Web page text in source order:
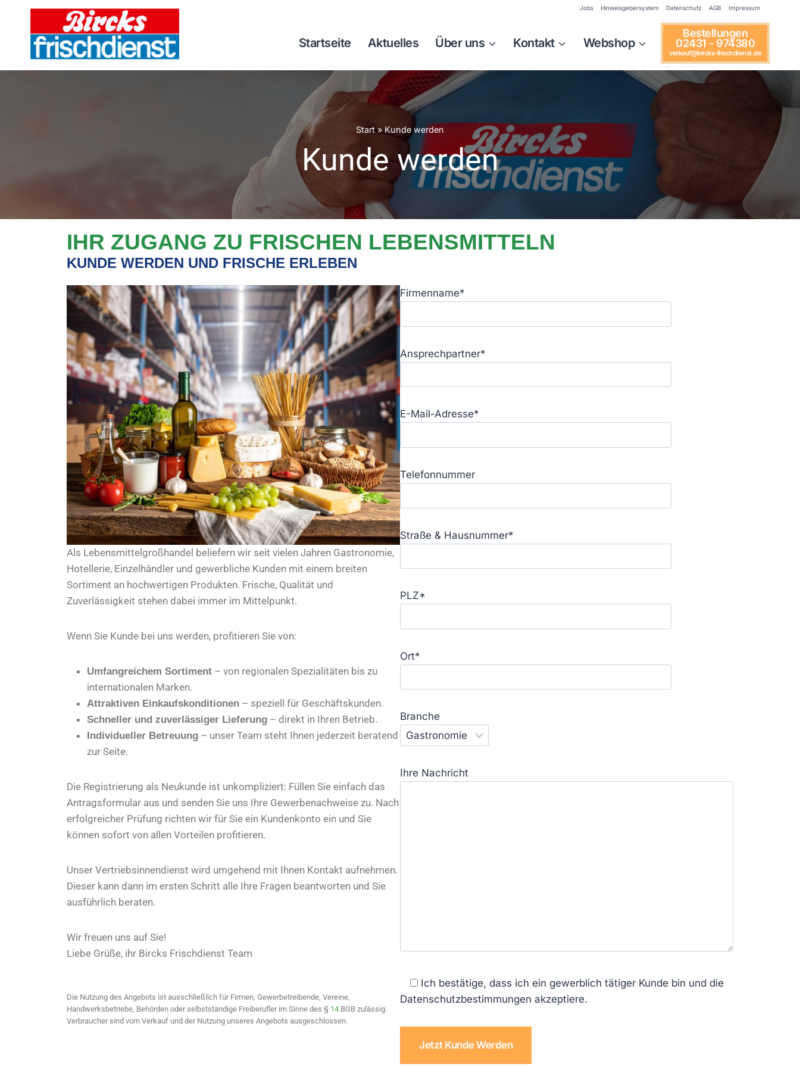
Jobs Hinweisgebersystem Datenschutz AGB Impressum
Startseite Aktuelles Über uns Kontakt Webshop
Bestellungen
02431 - 974380
verkauf@bircks-frischdienst.de
Start» Kunde werden
Kunde werden
IHR ZUGANG ZU FRISCHEN LEBENSMITTELN
KUNDE WERDEN UND FRISCHE ERLEBEN
Als Lebensmittelgroßhandel beliefern wir seit vielen Jahren Gastronomie,
Hotellerie, Einzelhändler und gewerbliche Kunden mit einem breiten
Sortiment an hochwertigen Produkten. Frische, Qualität und
Zuverlässigkeit stehen dabei immer im Mittelpunkt.
Wenn Sie Kunde bei uns werden, profitieren Sie von:
Umfangreichem Sortiment – von regionalen Spezialitäten bis zu
internationalen Marken.
Attraktiven Einkaufskonditionen – speziell für Geschäftskunden.
Schneller und zuverlässiger Lieferung – direkt in Ihren Betrieb.
Individueller Betreuung – unser Team steht Ihnen jederzeit beratend
zur Seite.
Die Registrierung als Neukunde ist unkompliziert: Füllen Sie einfach das
Antragsformular aus und senden Sie uns Ihre Gewerbenachweise zu. Nach
erfolgreicher Prüfung richten wir für Sie ein Kundenkonto ein und Sie
können sofort von allen Vorteilen profitieren.
Unser Vertriebsinnendienst wird umgehend mit Ihnen Kontakt aufnehmen.
Dieser kann dann im ersten Schritt alle Ihre Fragen beantworten und Sie
ausführlich beraten.
Wir freuen uns auf Sie!
Liebe Grüße, ihr Bircks Frischdienst Team
Die Nutzung des Angebots ist ausschließlich für Firmen, Gewerbetreibende, Vereine,
Handwerksbetriebe, Behörden oder selbstständige Freiberufler im Sinne des § 14 BGB zulässig.
Verbraucher sind vom Verkauf und der Nutzung unseres Angebots ausgeschlossen.
Firmenname*
Ansprechpartner*
E-Mail-Adresse*
Telefonnummer
Straße & Hausnummer*
PLZ*
Ort*
Branche
Ihre Nachricht
Ich bestätige, dass ich ein gewerblich tätiger Kunde bin und die
Datenschutzbestimmungen akzeptiere.